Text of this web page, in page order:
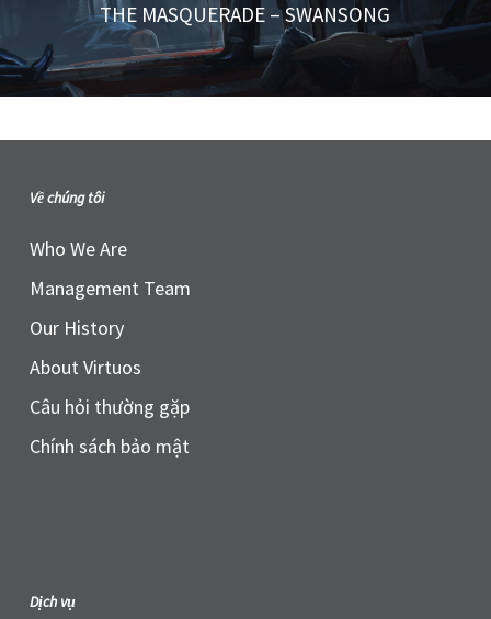
THE MASQUERADE – SWANSONG
Về chúng tôi
Who We Are
Management Team
Our History
About Virtuos
Câu hỏi thường gặp
Chính sách bảo mật
Dịch vụ